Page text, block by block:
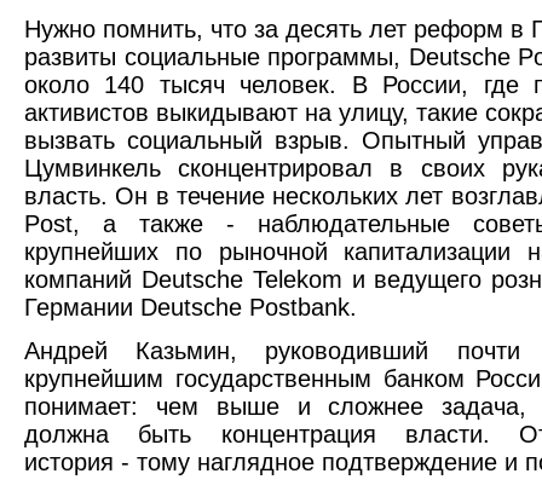
Нужно помнить, что за десять лет реформ в
развиты социальные программы, Deutsche
около 140 тысяч человек. В России, где
активистов выкидывают на улицу, такие
вызвать социальный взрыв. Опытный
Цумвинкель сконцентрировал в своих
власть. Он в течение нескольких лет
Post, а также - наблюдательные
крупнейших по рыночной капитализации
компаний Deutsche Telekom и ведущего
Германии Deutsche Postbank.
Андрей Казьмин, руководивший почти
крупнейшим государственным банком
понимает: чем выше и сложнее задача,
должна быть концентрация власти.
история - тому наглядное подтверждение и